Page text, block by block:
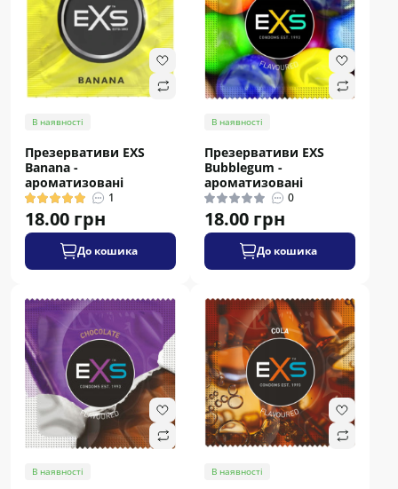
В наявності
Презервативи EXS
Banana -
ароматизовані
1
18.00 грн
До кошика
В наявності
Презервативи EXS
Bubblegum -
ароматизовані
0
18.00 грн
До кошика
В наявності В наявності